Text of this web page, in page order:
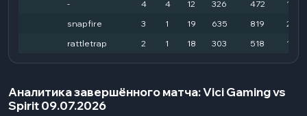
-
4 4 12 326 472
snapfire
3 1 19 635 819
rattletrap
2 1 18 303 518
Аналитика завершённого матча: Vici Gaming vs
Spirit 09.07.2026